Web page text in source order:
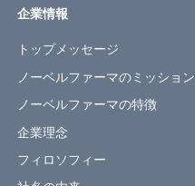
企業情報
トップメッセージ
ノーベルファーマのミッション
ノーベルファーマの特徴
企業理念
フィロソフィー